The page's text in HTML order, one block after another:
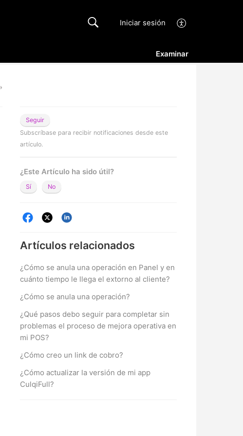
Iniciar sesión
Examinar
Seguir
Subscríbase para recibir notificaciones desde este
artículo.
¿Este Artículo ha sido útil?
Sí No
Artículos relacionados
¿Cómo se anula una operación en Panel y en
cuánto tiempo le llega el extorno al cliente?
¿Cómo se anula una operación?
¿Qué pasos debo seguir para completar sin
problemas el proceso de mejora operativa en
mi POS?
¿Cómo creo un link de cobro?
¿Cómo actualizar la versión de mi app
CulqiFull?